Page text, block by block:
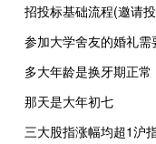
多大年龄是换牙期正常
那天是大年初七